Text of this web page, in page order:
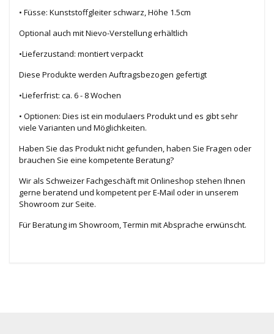
• Füsse: Kunststoffgleiter schwarz, Höhe 1.5cm
Optional auch mit Nievo-Verstellung erhältlich
•Lieferzustand: montiert verpackt
Diese Produkte werden Auftragsbezogen gefertigt
•Lieferfrist: ca. 6 - 8 Wochen
• Optionen: Dies ist ein modulaers Produkt und es gibt sehr
viele Varianten und Möglichkeiten.
Haben Sie das Produkt nicht gefunden, haben Sie Fragen oder
brauchen Sie eine kompetente Beratung?
Wir als Schweizer Fachgeschäft mit Onlineshop stehen Ihnen
gerne beratend und kompetent per E-Mail oder in unserem
Showroom zur Seite.
Für Beratung im Showroom, Termin mit Absprache erwünscht.